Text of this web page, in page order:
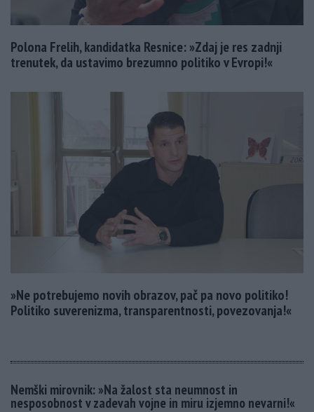
Polona Frelih, kandidatka Resnice: »Zdaj je res zadnji
trenutek, da ustavimo brezumno politiko v Evropi!«
»Ne potrebujemo novih obrazov, pač pa novo politiko!
Politiko suverenizma, transparentnosti, povezovanja!«
Nemški mirovnik: »Na žalost sta neumnost in
nesposobnost v zadevah vojne in miru izjemno nevarni!«